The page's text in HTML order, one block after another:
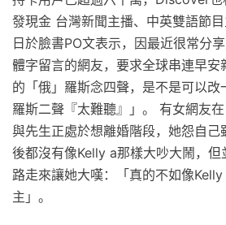
發現金 台灣新聞主播、中英雙語節
日於臉書PO文表示，因最近很常分
體字留言的網友，要求全球串連早安
的「俄」羅斯念四聲，是不是可以
羅斯二聲『太難聽』」。 有女網友在
與先生正處於想離婚階段，她怨自己
後都沒有像Kelly a那樣大吵大鬧，
路走來讓她大嘆：「真的不如像
主」。